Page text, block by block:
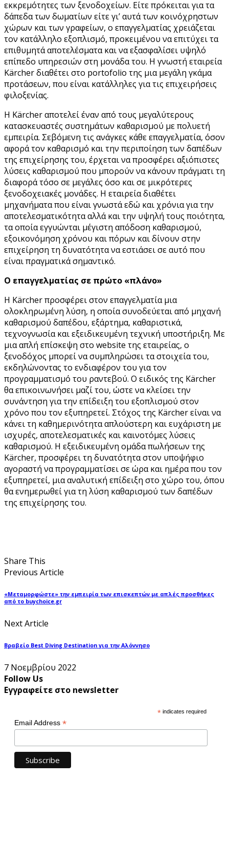
εκκρεμότητες των ξενοδοχείων. Είτε πρόκειται για τα
δάπεδα των δωματίων είτε γι’ αυτά των κοινόχρηστων
χώρων και των γραφείων, ο επαγγελματίας χρειάζεται
τον κατάλληλο εξοπλισμό, προκειμένου να επιτύχει τα
επιθυμητά αποτελέσματα και να εξασφαλίσει υψηλό
επίπεδο υπηρεσιών στη μονάδα του. Η γνωστή εταιρεία
Kärcher διαθέτει στο portofolio της μια μεγάλη γκάμα
προτάσεων, που είναι κατάλληλες για τις επιχειρήσεις
φιλοξενίας.
H Kärcher αποτελεί έναν από τους μεγαλύτερους
κατασκευαστές συστημάτων καθαρισμού με πολυετή
εμπειρία. Σεβόμενη τις ανάγκες κάθε επαγγελματία, όσον
αφορά τον καθαρισμό και την περιποίηση των δαπέδων
της επιχείρησης του, έρχεται να προσφέρει αξιόπιστες
λύσεις καθαρισμού που μπορούν να κάνουν πράγματι τη
διαφορά τόσο σε μεγάλες όσο και σε μικρότερες
ξενοδοχειακές μονάδες. Η εταιρεία διαθέτει
μηχανήματα που είναι γνωστά εδώ και χρόνια για την
αποτελεσματικότητα αλλά και την υψηλή τους ποιότητα,
τα οποία εγγυώνται μέγιστη απόδοση καθαρισμού,
εξοικονόμηση χρόνου και πόρων και δίνουν στην
επιχείρηση τη δυνατότητα να εστιάσει σε αυτό που
είναι πραγματικά σημαντικό.
Ο επαγγελματίας σε πρώτο «πλάνο»
Η Kärcher προσφέρει στον επαγγελματία μια
ολοκληρωμένη λύση, η οποία συνοδεύεται από μηχανή
καθαρισμού δαπέδου, εξάρτημα, καθαριστικά,
τεχνογνωσία και εξειδικευμένη τεχνική υποστήριξη. Με
μια απλή επίσκεψη στο website της εταιρείας, ο
ξενοδόχος μπορεί να συμπληρώσει τα στοιχεία του,
εκδηλώνοντας το ενδιαφέρον του για τον
προγραμματισμό του ραντεβού. Ο ειδικός της Kärcher
θα επικοινωνήσει μαζί του, ώστε να κλείσει την
συνάντηση για την επίδειξη του εξοπλισμού στον
χρόνο που τον εξυπηρετεί. Στόχος της Kärcher είναι να
κάνει τη καθημερινότητα απλούστερη και ευχάριστη με
ισχυρές, αποτελεσματικές και καινοτόμες λύσεις
καθαρισμού. Η εξειδικευμένη ομάδα πωλήσεων της
Kärcher, προσφέρει τη δυνατότητα στον υποψήφιο
αγοραστή να προγραμματίσει σε ώρα και ημέρα που τον
εξυπηρετεί, μια αναλυτική επίδειξη στο χώρο του, όπου
θα ενημερωθεί για τη λύση καθαρισμού των δαπέδων
της επιχείρησης του.
Share This
Previous Article
«Μεταμορφώστε» την εμπειρία των επισκεπτών με απλές προσθήκες
από το buychoice.gr
Next Article
Βραβείο Best Diving Destination για την Αλόννησο
7 Νοεμβρίου 2022
Follow Us
Εγγραφείτε στο newsletter
* indicates required
Email Address *